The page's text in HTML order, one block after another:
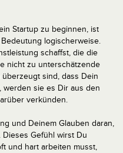
Startup zu beginnen, ist
logischerweise.
schaffst, die die
nicht zu unterschätzende
sind, dass Dein
werden sie es Dir aus den
verkünden.
und Deinem Glauben daran,
Gefühl wirst Du
und hart arbeiten musst,